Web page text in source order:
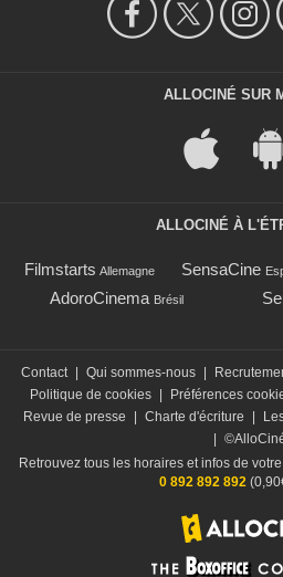
ALLOCINÉ SUR
ALLOCINÉ À
Filmstarts Allemagne SensaCine
AdoroCinema Brésil
Contact Qui sommes-nous
Politique de cookies
Préférences
Revue de presse
Charte d'écriture
Retrouvez tous les horaires et infos de
0 892 892 892